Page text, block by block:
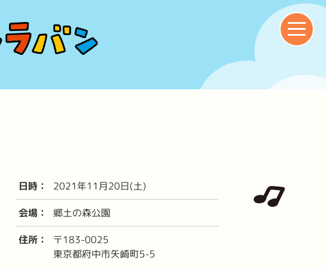
日時： 2021年11月20日(土)
会場： 郷土の森公園
住所：
〒183-0025
東京都府中市矢崎町5-5